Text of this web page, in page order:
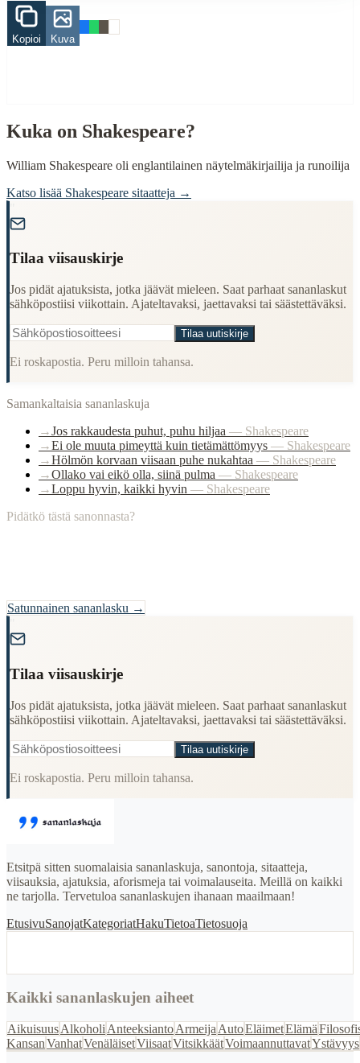
Cultural Context
Language:Finnish (suomi)
Kopioi Kuva
Kuka on Shakespeare?
William Shakespeare oli englantilainen näytelmäkirjailija ja runoilija
Katso lisää Shakespeare sitaatteja →
Tilaa viisauskirje
Jos pidät ajatuksista, jotka jäävät mieleen. Saat parhaat sananlaskut
sähköpostiisi viikottain. Ajateltavaksi, jaettavaksi tai säästettäväksi.
Tilaa uutiskirje
Ei roskapostia. Peru milloin tahansa.
Samankaltaisia sananlaskuja
→Jos rakkaudesta puhut, puhu hiljaa — Shakespeare
→Ei ole muuta pimeyttä kuin tietämättömyys — Shakespeare
→Hölmön korvaan viisaan puhe nukahtaa — Shakespeare
→Ollako vai eikö olla, siinä pulma — Shakespeare
→Loppu hyvin, kaikki hyvin — Shakespeare
Pidätkö tästä sanonnasta?
Satunnainen sananlasku →
Tilaa viisauskirje
Jos pidät ajatuksista, jotka jäävät mieleen. Saat parhaat sananlaskut
sähköpostiisi viikottain. Ajateltavaksi, jaettavaksi tai säästettäväksi.
Tilaa uutiskirje
Ei roskapostia. Peru milloin tahansa.
Etsitpä sitten suomalaisia sananlaskuja, sanontoja, sitaatteja,
viisauksia, ajatuksia, aforismeja tai voimalauseita. Meillä on kaikki
ne tarjolla. Tervetuloa sananlaskujen ihanaan maailmaan!
EtusivuSanojatKategoriatHakuTietoaTietosuoja
Kaikki sananlaskujen aiheet
AikuisuusAlkoholi AnteeksiantoArmeija AutoEläimetElämä
KansanVanhatVenäläisetViisaatVitsikkäätVoimaannuttavatYstävyys